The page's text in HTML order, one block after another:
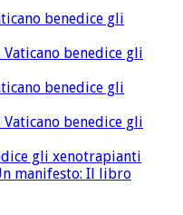
benedice gli
Vaticano benedice gli
benedice gli
Vaticano benedice gli
gli xenotrapianti
manifesto: Il libro